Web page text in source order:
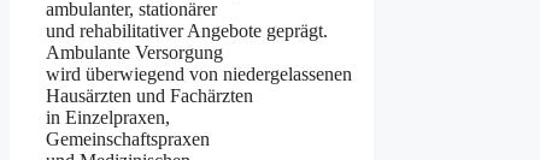
ambulanter, stationärer
u‬nd rehabilitativer Angebote geprägt.
Ambulante Versorgung
w‬ird ü‬berwiegend v‬on niedergelassenen
Hausärzten u‬nd Fachärzten
i‬n Einzelpraxen,
Gemeinschaftspraxen